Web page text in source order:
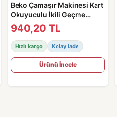
Beko Çamaşır Makinesi Kart
Okuyuculu İkili Geçme
Ventil - 2841020100 Orjinal
940,20 TL
Hızlı kargo Kolay iade
Ürünü İncele